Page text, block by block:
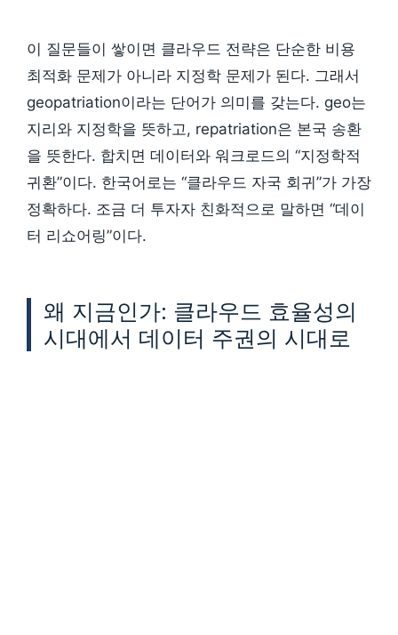
이 질문들이 쌓이면 클라우드 전략은 단순한 비용
최적화 문제가 아니라 지정학 문제가 된다. 그래서
geopatriation이라는 단어가 의미를 갖는다. geo는
지리와 지정학을 뜻하고, repatriation은 본국 송환
을 뜻한다. 합치면 데이터와 워크로드의 “지정학적
귀환”이다. 한국어로는 “클라우드 자국 회귀”가 가장
정확하다. 조금 더 투자자 친화적으로 말하면 “데이
터 리쇼어링”이다.
왜 지금인가: 클라우드 효율성의
시대에서 데이터 주권의 시대로